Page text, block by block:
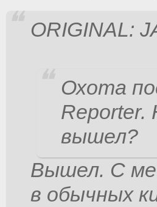
ORIGINAL:
Охота
вышел?
Вышел. С
в обычных